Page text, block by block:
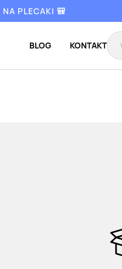
NA PLECAKI 🎒
BLOG KONTAKT